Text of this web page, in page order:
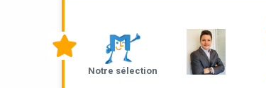
Notre sélection